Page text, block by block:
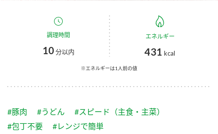
スープ 中華
ふりかけ おすしの素
お酢ドリンク
つゆ
納豆のサイト
企業理念
ミツカンの歴史
ミツカンを知る
環境への取り組み
お客様相談センター
調理時間
10分以内
エネルギー
431 kcal
※エネルギーは1人前の値
#豚肉 #うどん
#スピード（主食・主菜）
#包丁不要
#レンジで簡単